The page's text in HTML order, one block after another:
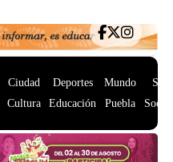
Ciudad
Cultura
Deportes
Educación
Mundo
Puebla